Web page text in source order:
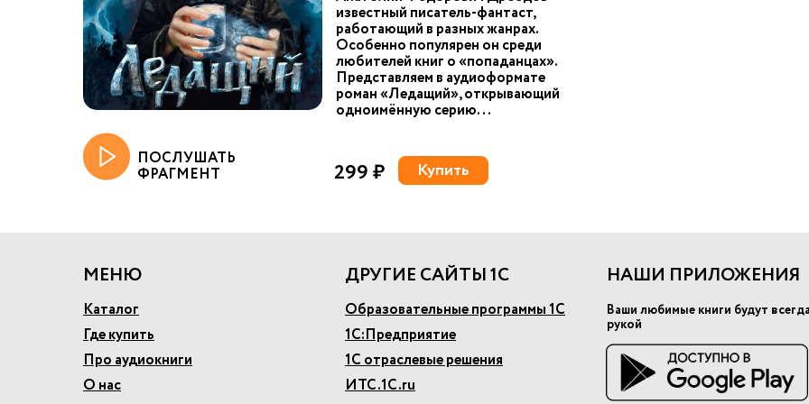
известный писатель-фантаст,
работающий в разных жанрах.
Особенно популярен он среди
любителей книг о «попаданцах».
Представляем в аудиоформате
роман «Ледащий», открывающий
одноимённую серию...
ПОСЛУШАТЬ
ФРАГМЕНТ 299 ₽ Купить
МЕНЮ
Каталог
Где купить
Про аудиокниги
О нас
ДРУГИЕ САЙТЫ 1С
Образовательные программы 1С
1С:Предприятие
1С отраслевые решения
ИТС.1С.ru
НАШИ ПРИЛОЖЕНИЯ
Ваши любимые книги будут
рукой